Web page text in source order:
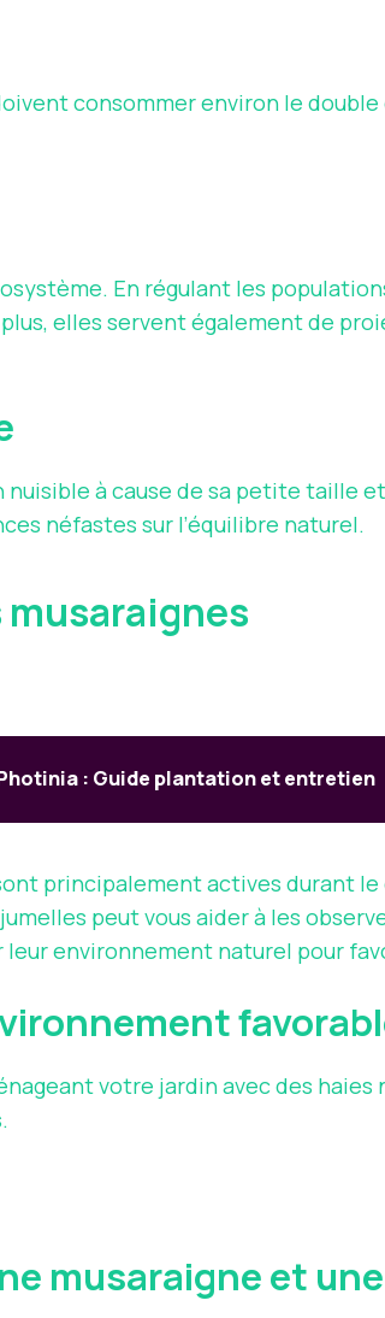
consommer environ le
En régulant les
elles servent également de
à cause de sa petite taille
néfastes sur l’équilibre naturel.
: Guide plantation et entretien
principalement actives durant le
peut vous aider à les
leur environnement naturel pour
votre jardin avec des
musaraigne et